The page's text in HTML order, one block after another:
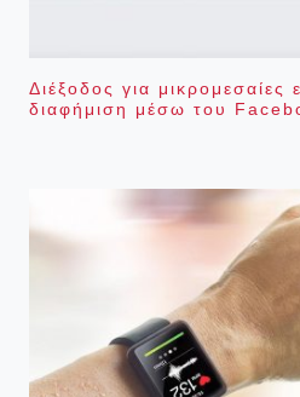
Διέξοδος για μικρομεσαίες
διαφήμιση μέσω του